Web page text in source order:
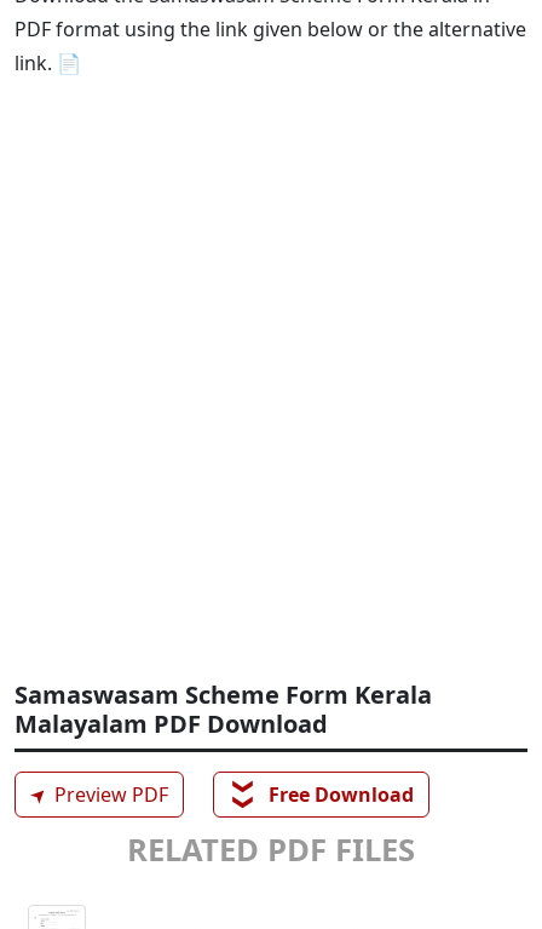
PDF format using the link given below or the alternative
link. 📄
Samaswasam Scheme Form Kerala
Malayalam PDF Download
➤ Preview PDF ❯❯ Free Download
RELATED PDF FILES